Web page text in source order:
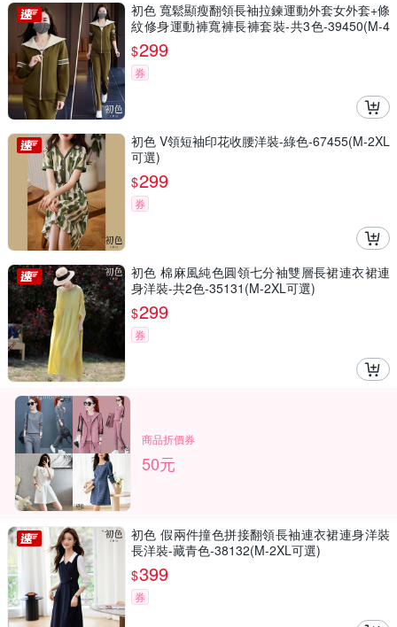
初色 寬鬆顯瘦翻領長袖拉鍊運動外套女外套+條
紋修身運動褲寬褲長褲套裝-共3色-39450(M-4
XL可選)
$299
券
初色 V領短袖印花收腰洋裝-綠色-67455(M-2XL
可選)
$299
券
初色 棉麻風純色圓領七分袖雙層長裙連衣裙連
身洋裝-共2色-35131(M-2XL可選)
$299
券
商品折價券
50元
初色 假兩件撞色拼接翻領長袖連衣裙連身洋裝
長洋裝-藏青色-38132(M-2XL可選)
$399
券